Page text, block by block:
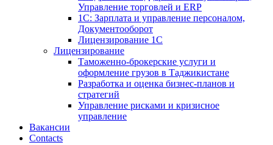
Управление торговлей и ERP
1С: Зарплата и управление персоналом,
Документооборот
Лицензирование 1С
Лицензирование
Таможенно-брокерские услуги и
оформление грузов в Таджикистане
Разработка и оценка бизнес-планов и
стратегий
Управление рисками и кризисное
управление
Вакансии
Contacts